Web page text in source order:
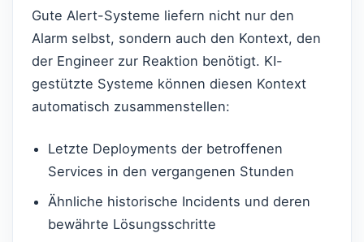
Gute Alert-Systeme liefern nicht nur den
Alarm selbst, sondern auch den Kontext, den
der Engineer zur Reaktion benötigt. KI-
gestützte Systeme können diesen Kontext
automatisch zusammenstellen:
Letzte Deployments der betroffenen
Services in den vergangenen Stunden
Ähnliche historische Incidents und deren
bewährte Lösungsschritte